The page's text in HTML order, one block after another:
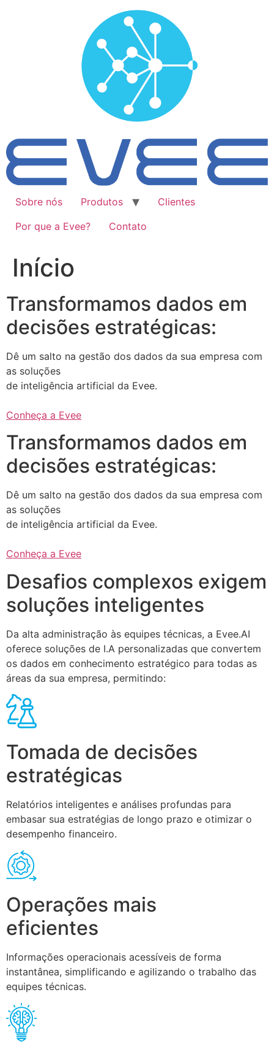
Sobre nós Produtos
Clientes
Por que a Evee?
Contato
Início
Transformamos dados em
decisões estratégicas:
Dê um salto na gestão dos dados da sua empresa com
as soluções
de inteligência artificial da Evee.
Conheça a Evee
Transformamos dados em
decisões estratégicas:
Dê um salto na gestão dos dados da sua empresa com
as soluções
de inteligência artificial da Evee.
Conheça a Evee
Desafios complexos exigem
soluções inteligentes
Da alta administração às equipes técnicas, a Evee.AI
oferece soluções de I.A personalizadas que convertem
os dados em conhecimento estratégico para todas as
áreas da sua empresa, permitindo:
Tomada de decisões
estratégicas
Relatórios inteligentes e análises profundas para
embasar sua estratégias de longo prazo e otimizar o
desempenho financeiro.
Operações mais
eficientes
Informações operacionais acessíveis de forma
instantânea, simplificando e agilizando o trabalho das
equipes técnicas.